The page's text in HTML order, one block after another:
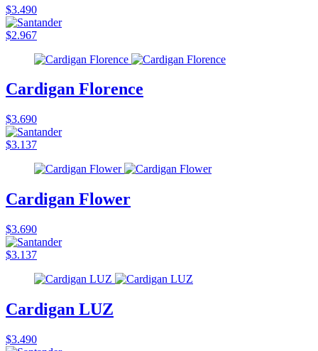
$3.490
$2.967
Cardigan Florence
$3.690
$3.137
Cardigan Flower
$3.690
$3.137
Cardigan LUZ
$3.490